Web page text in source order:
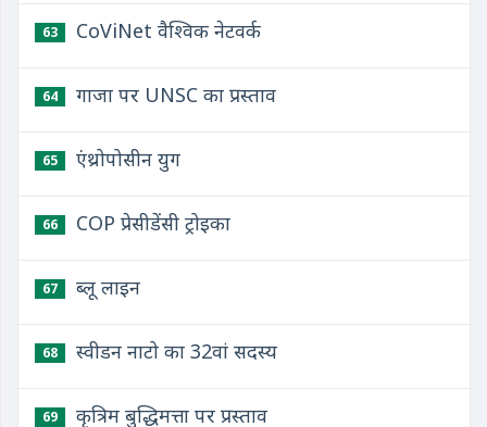
63 CoViNet वैश्विक नेटवर्क
64 गाजा पर UNSC का प्रस्ताव
65 एंथ्रोपोसीन युग
66 COP प्रेसीडेंसी ट्रोइका
67 ब्लू लाइन
68 स्वीडन नाटो का 32वां सदस्य
69 कृत्रिम बुद्धिमत्ता पर प्रस्ताव